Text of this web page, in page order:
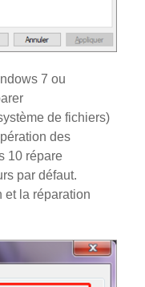
7 ou
de fichiers)
des
10 répare
par défaut.
et la réparation